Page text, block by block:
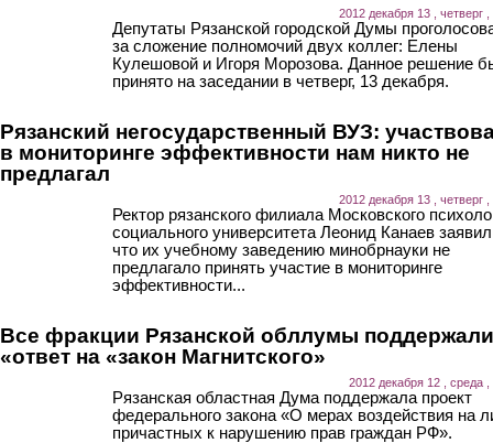
2012 декабря 13 , четверг ,
Депутаты Рязанской городской Думы
за сложение полномочий двух коллег: Елены
Кулешовой и Игоря Морозова. Данное решение
принято на заседании в четверг, 13 декабря.
Рязанский негосударственный ВУЗ:
в мониторинге эффективности нам никто не
предлагал
2012 декабря 13 , четверг ,
Ректор рязанского филиала Московского
социального университета Леонид Канаев
что их учебному заведению минобрнауки не
предлагало принять участие в мониторинге
эффективности...
Все фракции Рязанской обллумы поддержали
«ответ на «закон Магнитского»
2012 декабря 12 , среда ,
Рязанская областная Дума поддержала проект
федерального закона «О мерах воздействия на
причастных к нарушению прав граждан РФ».